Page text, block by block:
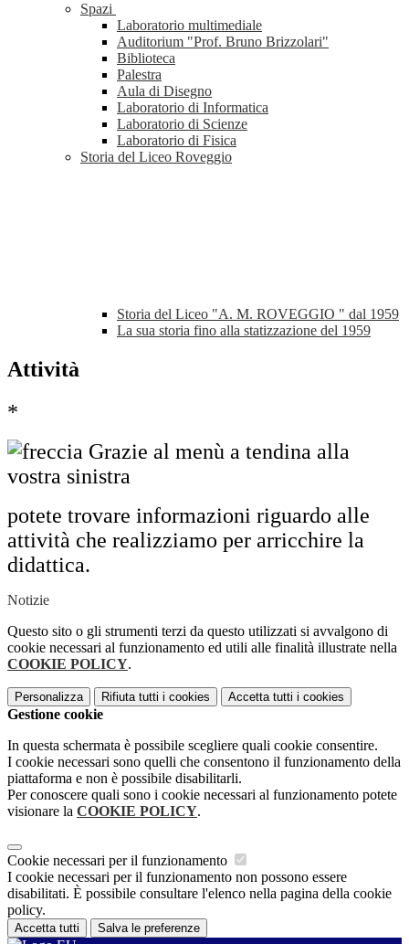
Spazi
Laboratorio multimediale
Auditorium "Prof. Bruno Brizzolari"
Biblioteca
Palestra
Aula di Disegno
Laboratorio di Informatica
Laboratorio di Scienze
Laboratorio di Fisica
Storia del Liceo Roveggio
Storia del Liceo "A. M. ROVEGGIO " dal 1959
La sua storia fino alla statizzazione del 1959
Attività
*
Grazie al menù a tendina alla
vostra sinistra
potete trovare informazioni riguardo alle
attività che realizziamo per arricchire la
didattica.
Notizie
Questo sito o gli strumenti terzi da questo utilizzati si avvalgono di
cookie necessari al funzionamento ed utili alle finalità illustrate nella
COOKIE POLICY.
Personalizza Rifiuta tutti i cookies Accetta tutti i cookies
Gestione cookie
In questa schermata è possibile scegliere quali cookie consentire.
I cookie necessari sono quelli che consentono il funzionamento della
piattaforma e non è possibile disabilitarli.
Per conoscere quali sono i cookie necessari al funzionamento potete
visionare la COOKIE POLICY.
Cookie necessari per il funzionamento
I cookie necessari per il funzionamento non possono essere
disabilitati. È possibile consultare l'elenco nella pagina della cookie
policy.
Accetta tutti Salva le preferenze